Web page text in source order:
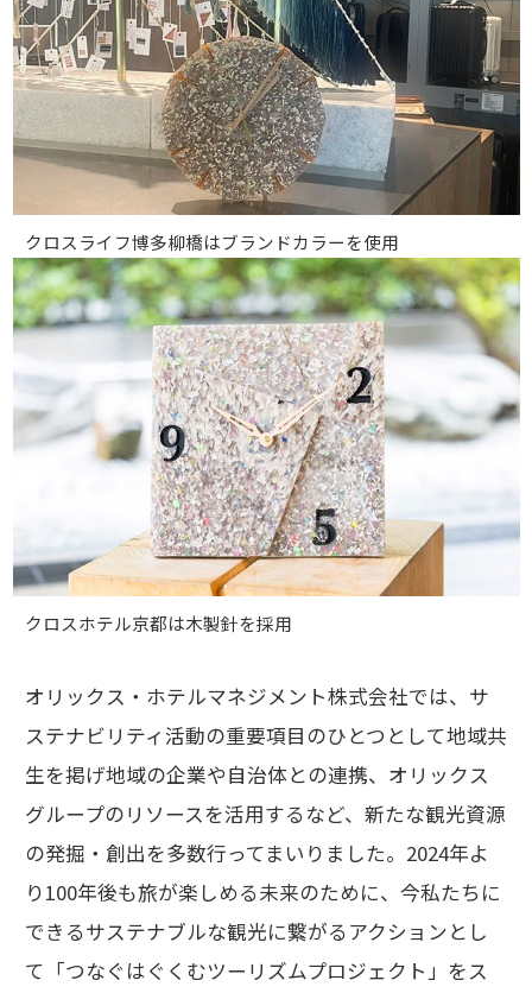
クロスライフ博多柳橋はブランドカラーを使用
クロスホテル京都は木製針を採用
オリックス・ホテルマネジメント株式会社では、サ
ステナビリティ活動の重要項目のひとつとして地域共
生を掲げ地域の企業や自治体との連携、オリックス
グループのリソースを活用するなど、新たな観光資源
の発掘・創出を多数行ってまいりました。2024年よ
り100年後も旅が楽しめる未来のために、今私たちに
できるサステナブルな観光に繋がるアクションとし
て「つなぐはぐくむツーリズムプロジェクト」をス